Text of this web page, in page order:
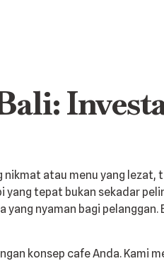
atau menu yang
tepat bukan sekadar
nyaman bagi
konsep cafe Anda. Kami